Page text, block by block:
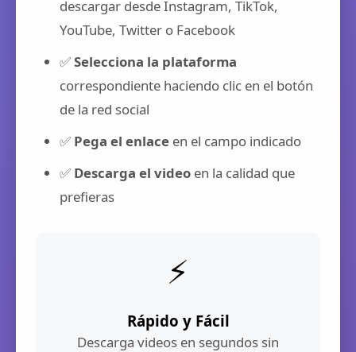
descargar desde Instagram, TikTok,
YouTube, Twitter o Facebook
✅Selecciona la plataforma
correspondiente haciendo clic en el botón
de la red social
✅ Pega el enlace en el campo indicado
✅ Descarga el video en la calidad que
prefieras
⚡
Rápido y Fácil
Descarga videos en segundos sin